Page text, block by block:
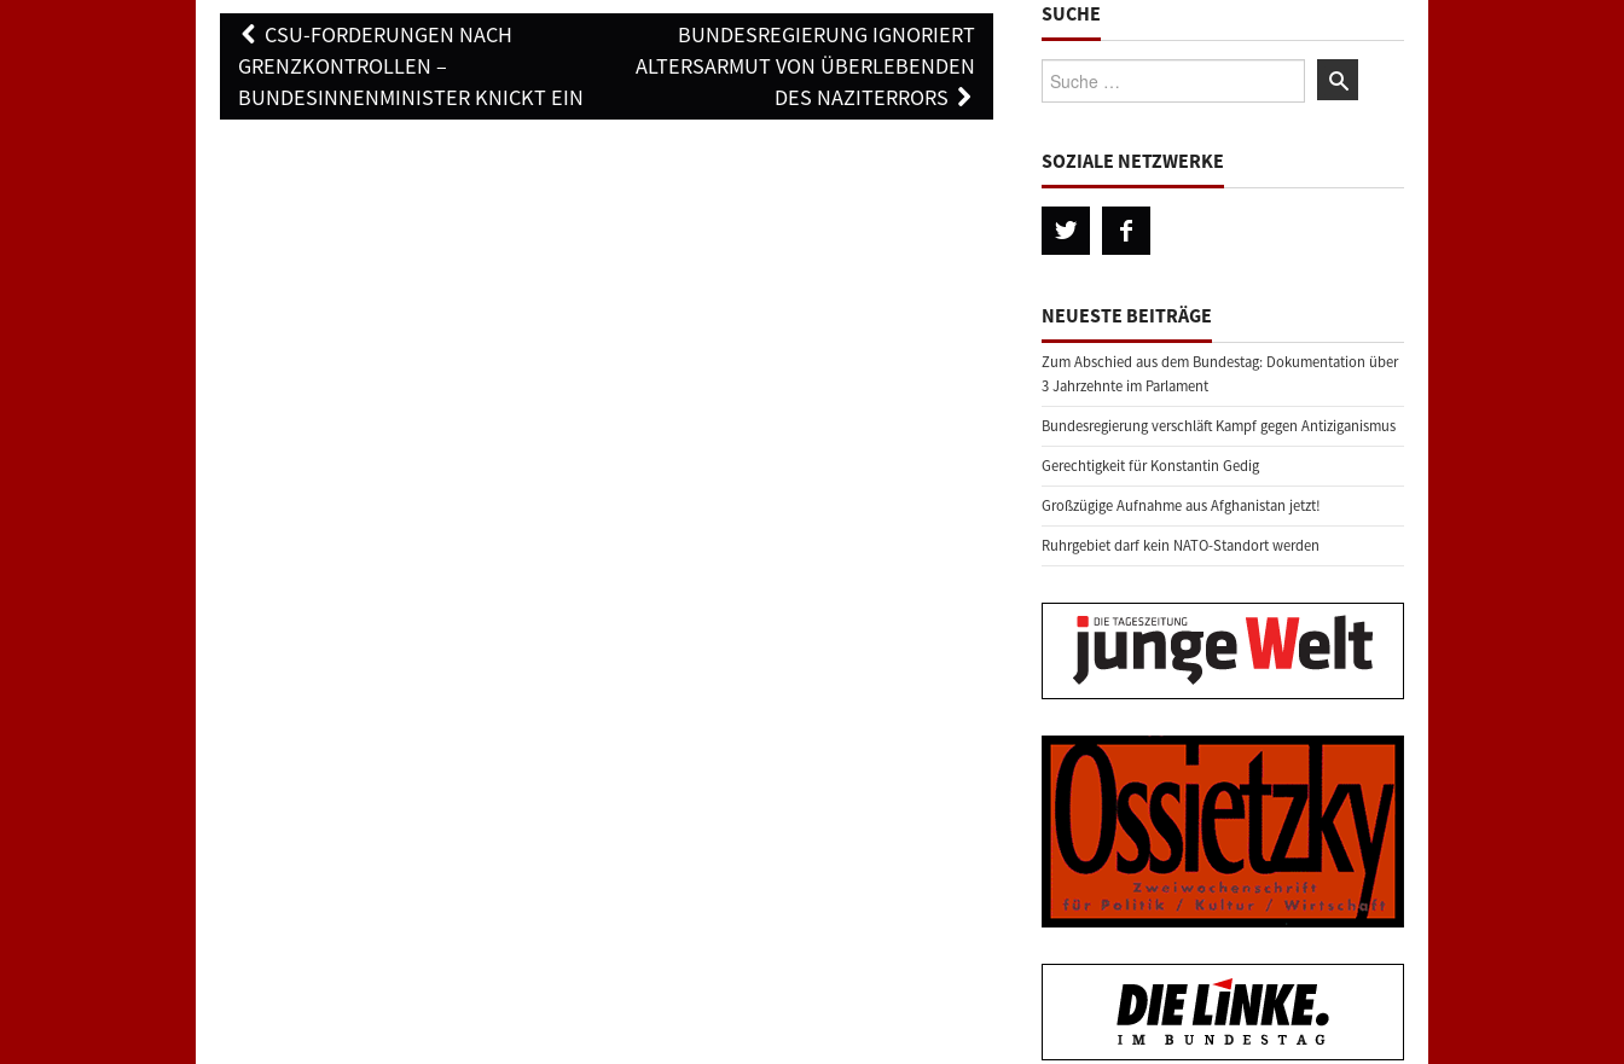
Post
navigation
CSU-FORDERUNGEN NACH
GRENZKONTROLLEN –
BUNDESINNENMINISTER KNICKT EIN
BUNDESREGIERUNG IGNORIERT
ALTERSARMUT VON ÜBERLEBENDEN
DES NAZITERRORS
SUCHE
Suche:
SOZIALE NETZWERKE
NEUESTE BEITRÄGE
Zum Abschied aus dem Bundestag: Dokumentation über
3 Jahrzehnte im Parlament
Bundesregierung verschläft Kampf gegen Antiziganismus
Gerechtigkeit für Konstantin Gedig
Großzügige Aufnahme aus Afghanistan jetzt!
Ruhrgebiet darf kein NATO-Standort werden